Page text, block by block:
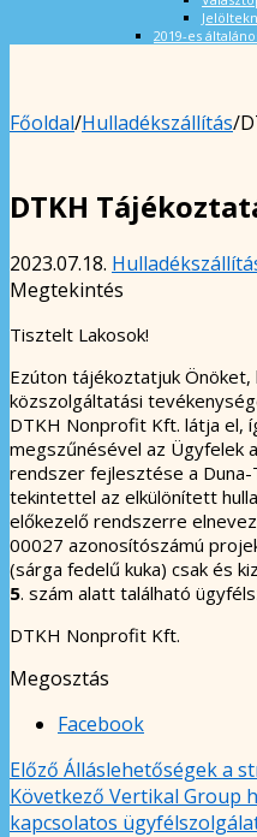
2019-es
Főoldal/Hulladékszállítás/
DTKH
2023.07.18.
Megtekintés
Tisztelt Lakosok!
Ezúton tájékoztatjuk
közszolgáltatási
DTKH Nonprofit Kft. látja el,
megszűnésével az Ügyfelek
rendszer fejlesztése a Duna-
tekintettel az elkülönített
előkezelő rendszerre
00027 azonosítószámú
(sárga fedelű kuka) csak és
5. szám alatt található
DTKH Nonprofit Kft.
Megosztás
Facebook
Előző Álláslehetőségek a
Következő Vertikal Group
kapcsolatos